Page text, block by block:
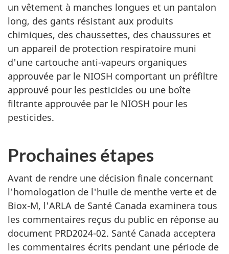
un vêtement à manches longues et un pantalon
long, des gants résistant aux produits
chimiques, des chaussettes, des chaussures et
un appareil de protection respiratoire muni
d'une cartouche anti-vapeurs organiques
approuvée par le NIOSH comportant un préfiltre
approuvé pour les pesticides ou une boîte
filtrante approuvée par le NIOSH pour les
pesticides.
Prochaines étapes
Avant de rendre une décision finale concernant
l'homologation de l'huile de menthe verte et de
Biox-M, l'ARLA de Santé Canada examinera tous
les commentaires reçus du public en réponse au
document PRD2024-02. Santé Canada acceptera
les commentaires écrits pendant une période de